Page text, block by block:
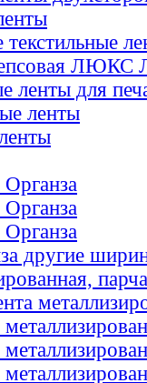
ЛЮКС
ленты для
ленты
другие
парча